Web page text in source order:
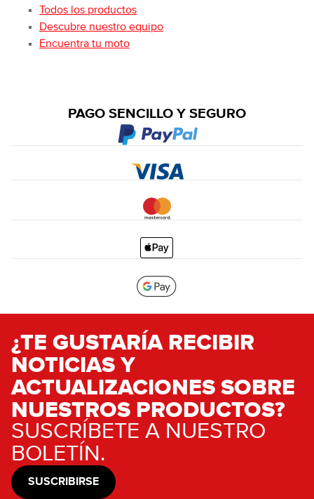
Todos los productos
Descubre nuestro equipo
Encuentra tu moto
PAGO SENCILLO Y SEGURO
¿TE GUSTARÍA RECIBIR
NOTICIAS Y
ACTUALIZACIONES SOBRE
NUESTROS PRODUCTOS?
SUSCRÍBETE A NUESTRO
BOLETÍN.
SUSCRIBIRSE